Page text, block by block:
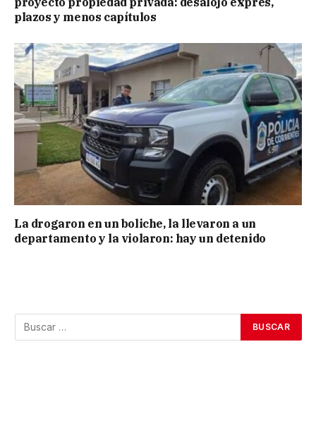
plazos y menos capítulos
La drogaron en un boliche, la llevaron a un
departamento y la violaron: hay un detenido